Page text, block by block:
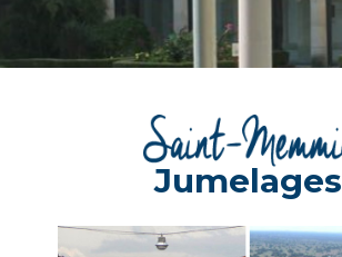
Jumelages